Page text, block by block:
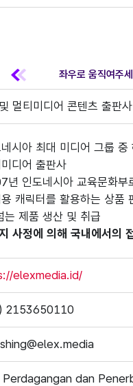
멀티미디어 콘텐츠 출판사
시아 최대 미디어 그룹
디어 출판사
년 인도네시아 교육문화부
용 캐릭터를 활용하는 상
는 제품 생산 및 취급
사정에 의해 국내에서의
elexmedia.id/
2153650110
Perdagangan dan